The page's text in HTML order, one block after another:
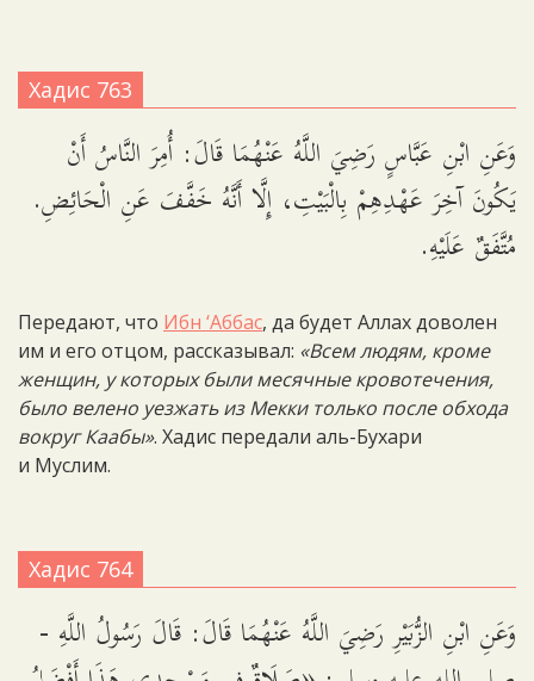
Хадис 763
وَعَنِ ابْنِ عَبَّاسٍ رَضِيَ اللَّهُ عَنْهُمَا قَالَ: أُمِرَ النَّاسُ أَنْ
يَكُونَ آخِرَ عَهْدِهِمْ بِالْبَيْتِ، إِلَّا أَنَّهُ خَفَّفَ عَنِ الْحَائِضِ.
مُتَّفَقٌ عَلَيْهِ.
Передают, что Ибн ‘Аббас, да будет Аллах доволен
им и его отцом, рассказывал: «Всем людям, кроме
женщин, у которых были месячные кровотечения,
было велено уезжать из Мекки только после обхода
вокруг Каабы». Хадис передали аль-Бухари
и Муслим.
Хадис 764
وَعَنِ ابْنِ الزُّبَيْرِ رَضِيَ اللَّهُ عَنْهُمَا قَالَ: قَالَ رَسُولُ اللَّهِ -